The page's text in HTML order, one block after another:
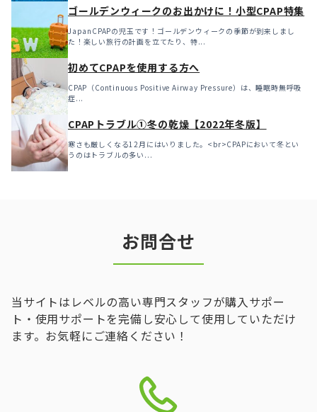
ゴールデンウィークのお出かけに！小型CPAP特集
JapanCPAPの児玉です！ゴールデンウィークの季節が到来しまし
た！楽しい旅行の計画を立てたり、特...
初めてCPAPを使用する方へ
CPAP（Continuous Positive Airway Pressure）は、睡眠時無呼吸
症...
CPAPトラブル①冬の乾燥【2022年冬版】
寒さも厳しくなる12月にはいりました。<br>CPAPにおいて冬とい
うのはトラブルの多い...
お問合せ
当サイトはレベルの高い専門スタッフが購入サポー
ト・使用サポートを完備し安心して使用していただけ
ます。お気軽にご連絡ください！